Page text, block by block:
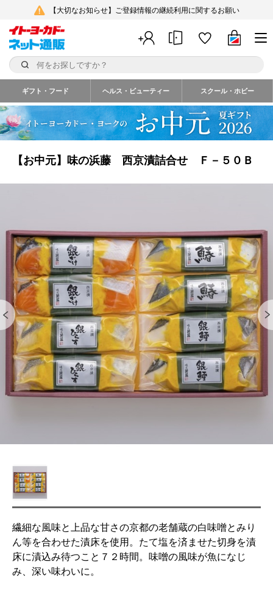
【大切なお知らせ】ご登録情報の継続利用に関するお願い
ギフト・フード ヘルス・ビューティー スクール・ホビー
【お中元】味の浜藤 西京漬詰合せ Ｆ－５０Ｂ
繊細な風味と上品な甘さの京都の老舗蔵の白味噌とみり
ん等を合わせた漬床を使用。たて塩を済ませた切身を漬
床に漬込み待つこと７２時間。味噌の風味が魚になじ
み、深い味わいに。